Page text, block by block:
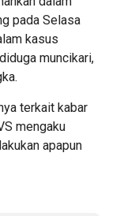
pada Selasa
kasus
muncikari,
terkait kabar
mengaku
apapun